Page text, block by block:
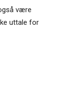
være
uttale for